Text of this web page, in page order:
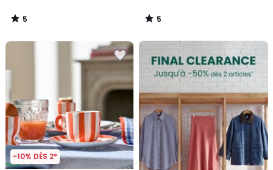
5
/
5
/
-10% DÈS 2*
FINAL
CLEARANCE